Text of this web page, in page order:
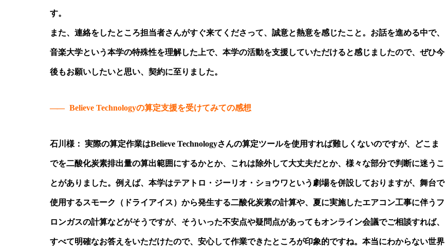
す。
また、連絡をしたところ担当者さんがすぐ来てくださって、誠意と熱意を感じたこと。お話を進める中で、
音楽大学という本学の特殊性を理解した上で、本学の活動を支援していただけると感じましたので、ぜひ今
後もお願いしたいと思い、契約に至りました。
——Believe Technologyの算定支援を受けてみての感想
石川様： 実際の算定作業はBelieve Technologyさんの算定ツールを使用すれば難しくないのですが、どこま
でを二酸化炭素排出量の算出範囲にするかとか、これは除外して大丈夫だとか、様々な部分で判断に迷うこ
とがありました。例えば、本学はテアトロ・ジーリオ・ショウワという劇場を併設しておりますが、舞台で
使用するスモーク（ドライアイス）から発生する二酸化炭素の計算や、夏に実施したエアコン工事に伴うフ
ロンガスの計算などがそうですが、そういった不安点や疑問点があってもオンライン会議でご相談すれば、
すべて明確なお答えをいただけたので、安心して作業できたところが印象的ですね。本当にわからない世界